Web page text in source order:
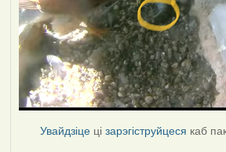
Увайдзіце цізарэгіструйцеся каб